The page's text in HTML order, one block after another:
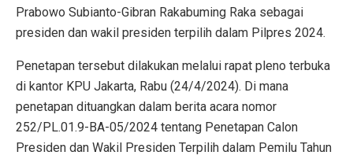
Prabowo Subianto-Gibran Rakabuming Raka sebagai
presiden dan wakil presiden terpilih dalam Pilpres 2024.
Penetapan tersebut dilakukan melalui rapat pleno terbuka
di kantor KPU Jakarta, Rabu (24/4/2024). Di mana
penetapan dituangkan dalam berita acara nomor
252/PL.01.9-BA-05/2024 tentang Penetapan Calon
Presiden dan Wakil Presiden Terpilih dalam Pemilu Tahun